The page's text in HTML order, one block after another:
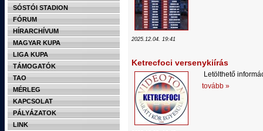
SÓSTÓI STADION
FÓRUM
HÍRARCHÍVUM
MAGYAR KUPA
LIGA KUPA
TÁMOGATÓK
TAO
MÉRLEG
KAPCSOLAT
PÁLYÁZATOK
LINK
2025.12.04. 19:41
Ketrecfoci versenykiírás
Letölthető
tovább »